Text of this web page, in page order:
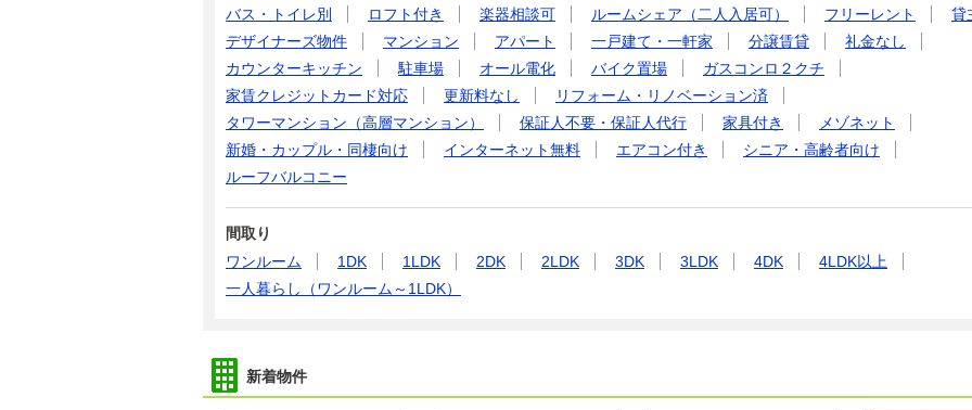
バス・トイレ別
ロフト付き 楽器相談可 ルームシェア（二人入居可） フリーレント
貸
デザイナーズ物件
マンション アパート 一戸建て・一軒家 分譲賃貸
礼金なし
カウンターキッチン
駐車場 オール電化 バイク置場
ガスコンロ２クチ
家賃クレジットカード対応
更新料なし
リフォーム・リノベーション済
タワーマンション（高層マンション）
保証人不要・保証人代行 家具付き
メゾネット
新婚・カップル・同棲向け
インターネット無料 エアコン付き
シニア・高齢者向け
ルーフバルコニー
間取り
ワンルーム
1DK 1LDK 2DK 2LDK 3DK 3LDK 4DK
4LDK以上
一人暮らし（ワンルーム～1LDK）
新着物件